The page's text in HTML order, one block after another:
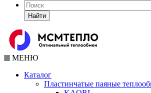
Найти
МЕНЮ
Каталог
Пластинчатые паяные